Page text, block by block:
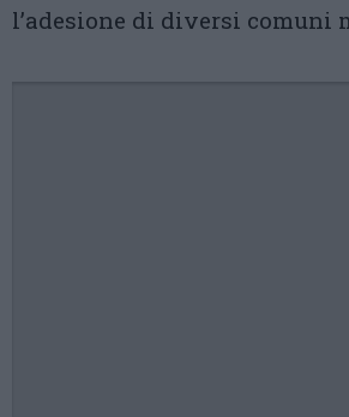
l’adesione di diversi comuni